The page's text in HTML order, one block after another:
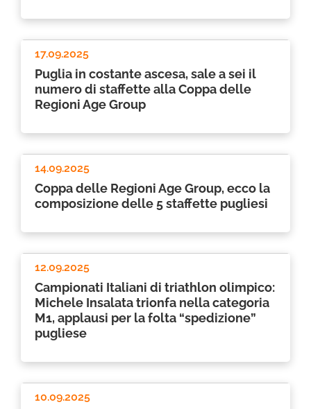
17.09.2025
Puglia in costante ascesa, sale a sei il
numero di staffette alla Coppa delle
Regioni Age Group
14.09.2025
Coppa delle Regioni Age Group, ecco la
composizione delle 5 staffette pugliesi
12.09.2025
Campionati Italiani di triathlon olimpico:
Michele Insalata trionfa nella categoria
M1, applausi per la folta “spedizione”
pugliese
10.09.2025